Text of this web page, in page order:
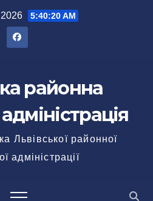
5:40:21 AM
районна
Львівської районної
адміністрації